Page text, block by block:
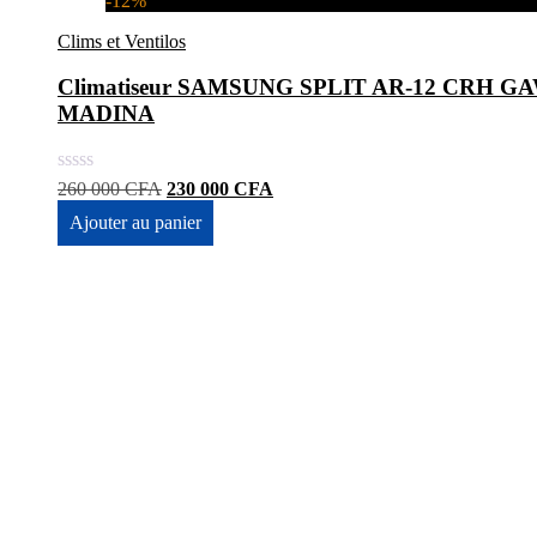
Clims et Ventilos
Climatiseur SAMSUNG SPLIT AR-12 CRH
MADINA
260 000CFA Le
initial
était :
230 000 CFA
Ajouter au panier